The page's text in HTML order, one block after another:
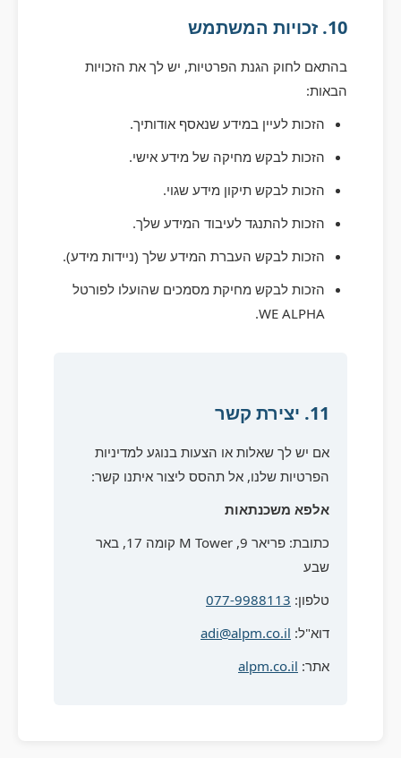
10. זכויות המשתמש
בהתאם לחוק הגנת הפרטיות, יש לך את הזכויות
הבאות:
הזכות לעיין במידע שנאסף אודותיך.
הזכות לבקש מחיקה של מידע אישי.
הזכות לבקש תיקון מידע שגוי.
הזכות להתנגד לעיבוד המידע שלך.
הזכות לבקש העברת המידע שלך (ניידות מידע).
הזכות לבקש מחיקת מסמכים שהועלו לפורטל
WE ALPHA.
11. יצירת קשר
אם יש לך שאלות או הצעות בנוגע למדיניות
הפרטיות שלנו, אל תהסס ליצור איתנו קשר:
אלפא משכנתאות
כתובת: פריאר 9, M Tower קומה 17, באר
שבע
טלפון: 077-9988113
דוא"ל: adi@alpm.co.il
אתר: alpm.co.il